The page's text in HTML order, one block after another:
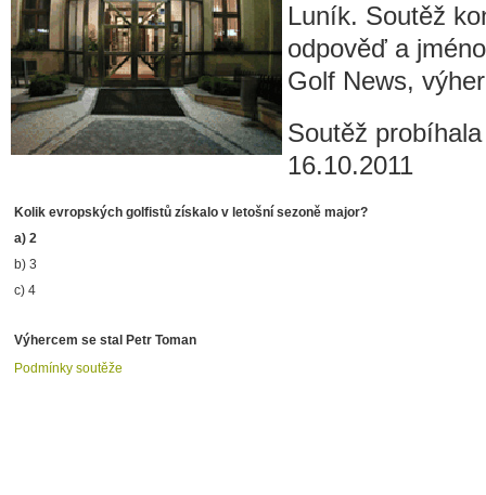
Luník. Soutěž
odpověď a
Golf News,
Soutěž
16.10.2011
Kolik evropských golfistů získalo v letošní sezoně major?
a) 2
b) 3
c) 4
Výhercem se stal Petr Toman
Podmínky soutěže